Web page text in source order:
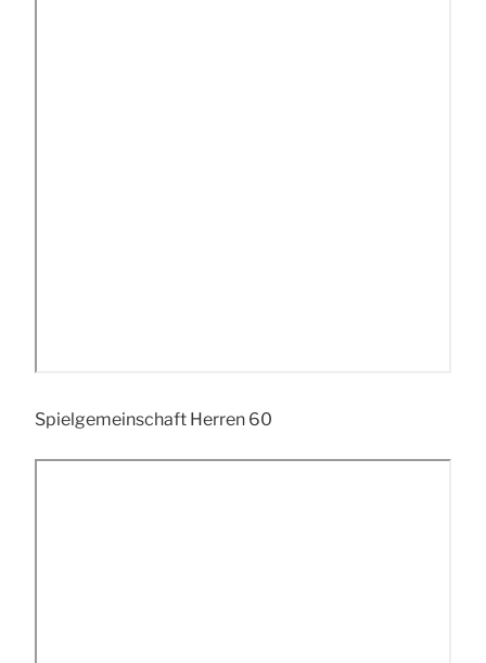
Spielgemeinschaft Herren 60